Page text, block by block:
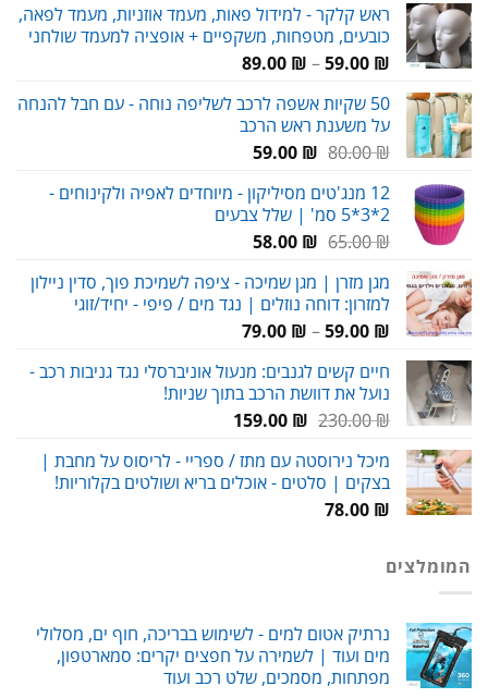
היה:
38.00 ₪.
הוא:
29.00 ₪.
ראש קלקר - למידול פאות, מעמד אוזניות, מעמד לפאה,
כובעים, מטפחות, משקפיים + אופציה למעמד שולחני
59.00 ₪
–
89.00 ₪
טווח
עד
50 שקיות אשפה לרכב לשליפה נוחה - עם חבל להנחה
על משענת ראש הרכב
80.00₪
המחיר
היה:
80.00 ₪.
59.00 ₪
המחיר
הוא:
59.00 ₪.
12 מנג'טים מסיליקון - מיוחדים לאפיה ולקינוחים -
2*3*5 סמ' | שלל צבעים
65.00₪
המחיר
היה:
65.00 ₪.
58.00 ₪
המחיר
הוא:
58.00 ₪.
מגן מזרן | מגן שמיכה - ציפה לשמיכת פוך, סדין ניילון
למזרון: דוחה נוזלים | נגד מים / פיפי - יחיד/זוגי
59.00 ₪
–
79.00 ₪
טווח
עד
חיים קשים לגנבים: מנעול אוניברסלי נגד גניבות רכב -
נועל את דוושת הרכב בתוך שניות!
230.00₪
המחיר
היה:
230.00 ₪.
159.00 ₪
המחיר
הוא:
159.00 ₪.
מיכל נירוסטה עם מתז / ספריי - לריסוס על מחבת |
בצקים | סלטים - אוכלים בריא ושולטים בקלוריות!
78.00 ₪
המומלצים
נרתיק אטום למים - לשימוש בבריכה, חוף ים, מסלולי
מים ועוד | לשמירה על חפצים יקרים: סמארטפון,
מפתחות, מסמכים, שלט רכב ועוד